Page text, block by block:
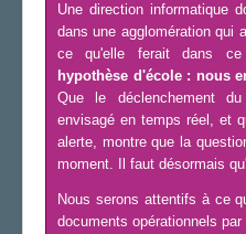
Une direction informatique
dans une agglomération qui
ce qu'elle ferait dans
hypothèse d'école : nous
Que le déclenchement
envisagé en temps réel, et
alerte, montre que la
moment. Il faut désormais
Nous serons attentifs à ce
documents opérationnels